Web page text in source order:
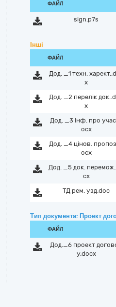
ФАЙЛ
sign.p7s
Інші
ФАЙЛ
Дод. _1 техн.
x
Дод. _2 перелік
x
Дод. _3 Інф. про
ocx
Дод. _4 цінов.
ocx
Дод. _5 док.
cx
ТД рем. узд.doc
Тип документа: Проект
ФАЙЛ
Дод._6 проект
у.docx